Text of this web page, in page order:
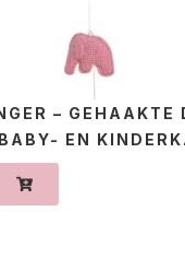
– GEHAAKTE
EN